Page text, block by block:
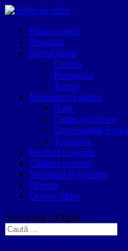
Prima pagină
Romania
Restul lumii
Croatia
Portugalia
Turcia
Informatii si sfaturi
Bani
Cazari verificate
Gastronomie locala
Transport
Istorii si Legende
Călători-scriitori
Sănătatea în vacanțe
Diverse
Despre Mine
Selectează o Pagină